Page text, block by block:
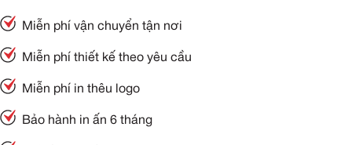
Miễn phí vận chuyển tận nơi
Miễn phí thiết kế theo yêu cầu
Miễn phí in thêu logo
Bảo hành in ấn 6 tháng